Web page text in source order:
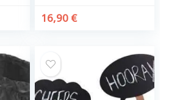
16,90 €